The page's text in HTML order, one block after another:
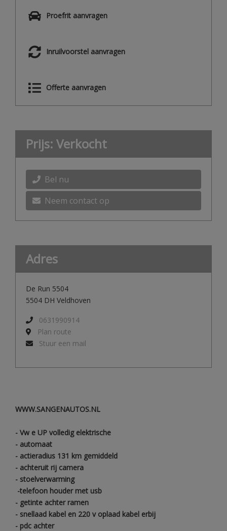
Proefrit aanvragen
Inruilvoorstel aanvragen
Offerte aanvragen
WWW.SANGENAUTOS.NL
- Vw e UP volledig elektrische
- automaat
- actieradius 131 km gemiddeld
- achteruit rij camera
- stoelverwarming
-telefoon houder met usb
- getinte achter ramen
- snellaad kabel en 220 v oplaad kabel erbij
- pdc achter
Prijs: Verkocht
Bel nu
Neem contact op
Adres
De Run 5504
5504 DH Veldhoven
0631990914
Plan route
Stuur een mail